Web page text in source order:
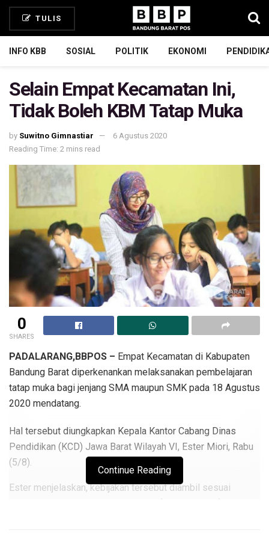
TULIS
INFO KBB SOSIAL POLITIK EKONOMI
Selain Empat Kecamatan Ini,
Tidak Boleh KBM Tatap Muka
by Suwitno Gimnastiar
6 Agustus 2020
Reading Time: 2 mins read
0
SHARES
PADALARANG,BBPOS – Empat Kecamatan di Kabupaten
Bandung Barat diperkenankan melaksanakan pembelajaran
tatap muka bagi jenjang SMA maupun SMK pada 18 Agustus
2020 mendatang.
Hal tersebut diungkapkan Kepala Kantor Cabang Dinas
Pendidikan (KCD) Jawa Barat Wilayah VI, Ester Miori, Rabu
(5/8).
Ester menjelaskan, kebijakan tersebut diambil sesuai
dengan arahan gubernur Jawa Barat (Ridwan Kamil) terkait
Continue Reading